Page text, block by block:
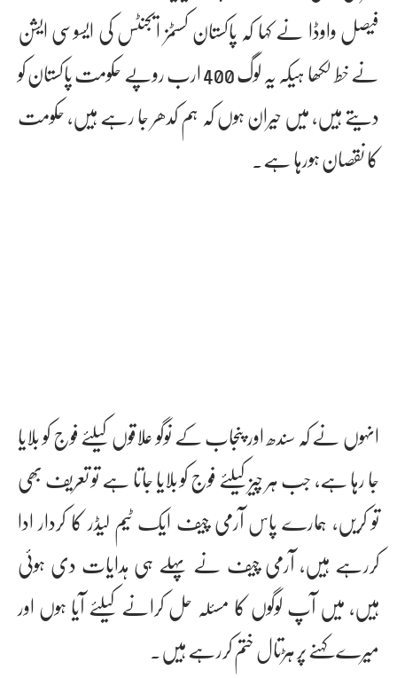
فیصل واوڈا نے کہا کہ پاکستان کسٹمز ایجنٹس کی ایسوسی ایشن
نے خط لکھا ہیکہ یہ لوگ 400 ارب روپے حکومت پاکستان کو
دیتے ہیں، میں حیران ہوں کہ ہم کدھر جا رہے ہیں، حکومت
کا نقصان ہورہا ہے۔
انہوں نے کہ سندھ اور پنجاب کے نوگو علاقوں کیلئے فوج کو بلایا
جا رہا ہے، جب ہر چیز کیلئے فوج کو بلایا جاتا ہے تو تعریف بھی
تو کریں، ہمارے پاس آرمی چیف ایک ٹیم لیڈر کا کردار ادا
کررہے ہیں، آرمی چیف نے پہلے ہی ہدایات دی ہوئی
ہیں، میں آپ لوگوں کا مسئلہ حل کرانے کیلئے آیا ہوں اور
میرے کہنے پر ہڑتال ختم کررہے ہیں۔